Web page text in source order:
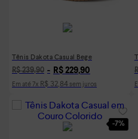
Tênis Dakota Casual Bege
R$ 239,90 R$ 229,90
Em até 7x R$ 32,84 sem juros
-7%